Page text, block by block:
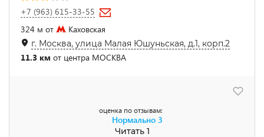
+7 (963) 615-33-55
324 м от
Каховская
г. Москва, улица Малая Юшуньская, д.1, корп.2
11.3 км от центра МОСКВА
оценка по отзывам:
Нормально 3
Читать 1